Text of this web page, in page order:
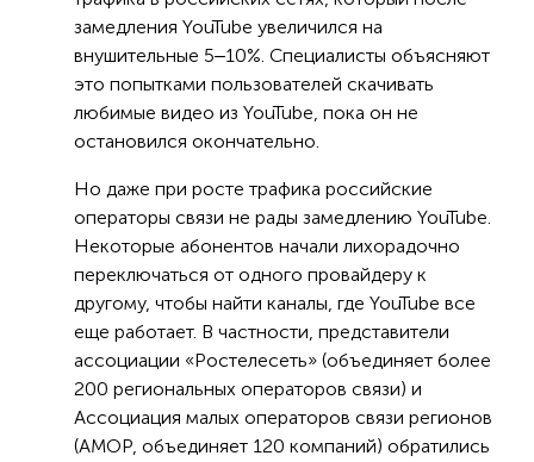
замедления YouTube увеличился на
внушительные 5‒10%. Специалисты объясняют
это попытками пользователей скачивать
любимые видео из YouTube, пока он не
остановился окончательно.
Но даже при росте трафика российские
операторы связи не рады замедлению YouTube.
Некоторые абонентов начали лихорадочно
переключаться от одного провайдеру к
другому, чтобы найти каналы, где YouTube все
еще работает. В частности, представители
ассоциации «Ростелесеть» (объединяет более
200 региональных операторов связи) и
Ассоциация малых операторов связи регионов
(АМОР, объединяет 120 компаний) обратились